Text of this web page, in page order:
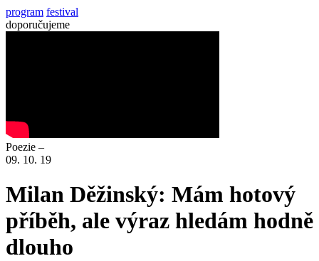
program festival
doporučujeme
Poezie –
09. 10. 19
Milan Děžinský: Mám hotový
příběh, ale výraz hledám hodně
dlouho